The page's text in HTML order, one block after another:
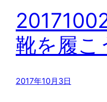
靴を履こ
2017年10月3日